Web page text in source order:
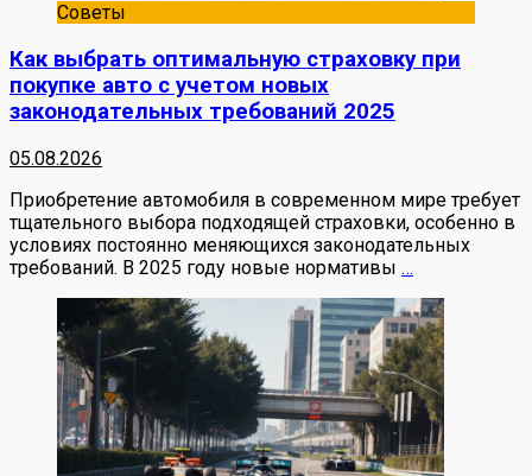
Советы
Как выбрать оптимальную страховку при
покупке авто с учетом новых
законодательных требований 2025
05.08.2026
Приобретение автомобиля в современном мире требует
тщательного выбора подходящей страховки, особенно в
условиях постоянно меняющихся законодательных
требований. В 2025 году новые нормативы …